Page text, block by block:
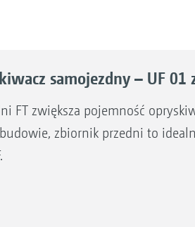
samojezdny – UF
FT zwiększa pojemność
zbiornik przedni to